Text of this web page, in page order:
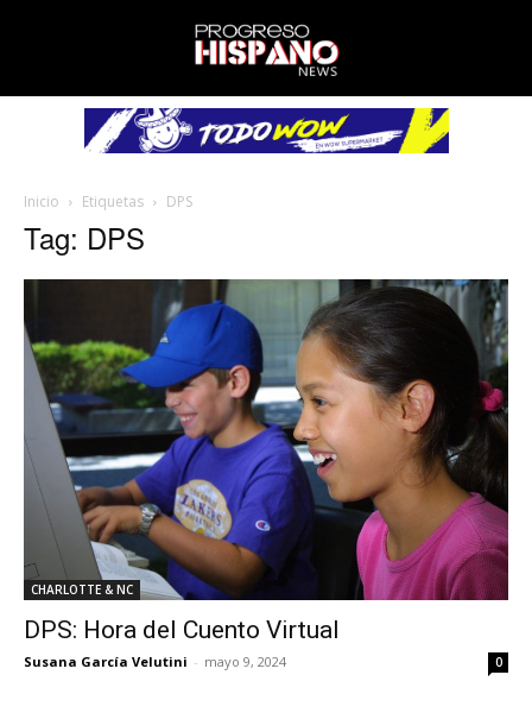
Inicio Etiquetas DPS
Tag: DPS
CHARLOTTE & NC
DPS: Hora del Cuento Virtual
Susana García Velutini - mayo 9, 2024 0